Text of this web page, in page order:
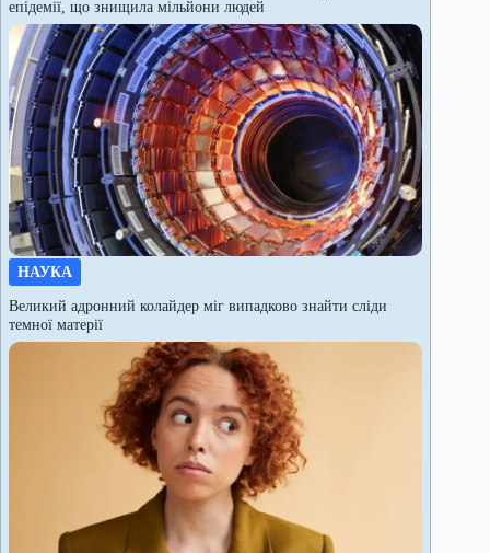
епідемії, що знищила мільйони людей
НАУКА
Великий адронний колайдер міг випадково знайти сліди
темної матерії